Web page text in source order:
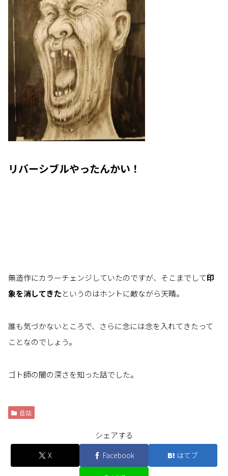
リバーシブルやったんかい！
無造作にカラーチェンジしていたのですが、そこまでして印
象を消してきたというのはホントに敵ながら天晴。
誰も気づかないところで、さらに念には念を入れてきたって
ことなのでしょう。
ゴト師の闇の深さを知った話でした。
昔話
シェアする
X Facebook はてブ